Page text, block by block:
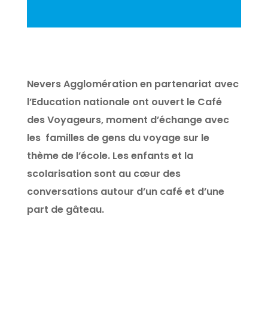
Nevers Agglomération en partenariat avec
l’Education nationale ont ouvert le Café
des Voyageurs, moment d’échange avec
les familles de gens du voyage sur le
thème de l’école. Les enfants et la
scolarisation sont au cœur des
conversations autour d’un café et d’une
part de gâteau.